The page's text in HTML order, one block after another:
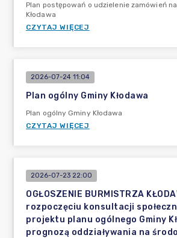
Plan postępowań o udzielenie zamówień
Kłodawa
CZYTAJ WIĘCEJ
2026-07-24 11:04
Plan ogólny Gminy Kłodawa
Plan ogólny Gminy Kłodawa
CZYTAJ WIĘCEJ
2026-07-23 22:00
OGŁOSZENIE BURMISTRZA
rozpoczęciu konsultacji
projektu planu ogólnego Gminy
prognozą oddziaływania na